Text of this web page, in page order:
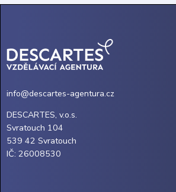
info@descartes-agentura.cz
DESCARTES, v.o.s.
Svratouch 104
539 42 Svratouch
IČ: 26008530